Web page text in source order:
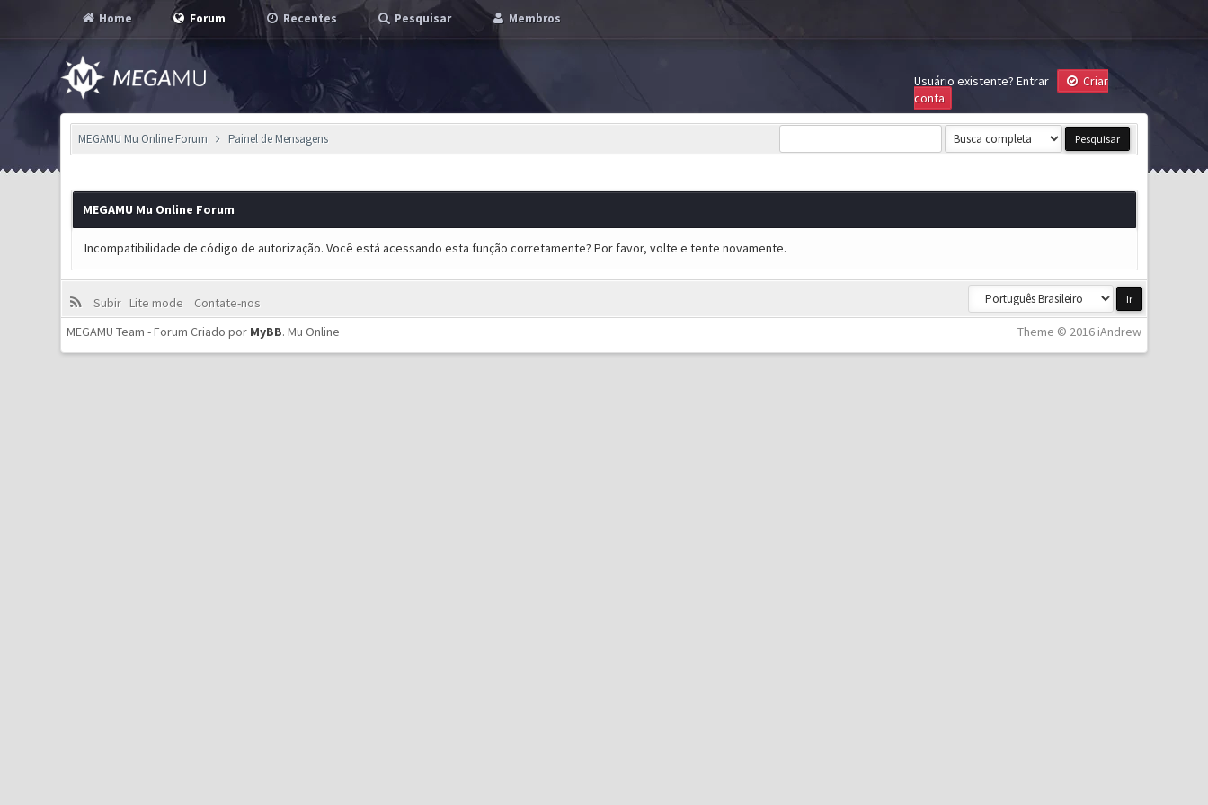
Home Forum Recentes Pesquisar Membros
Usuário existente? Entrar
Criar
conta
MEGAMU Mu Online Forum Painel de Mensagens
MEGAMU Mu Online Forum
Incompatibilidade de código de autorização. Você está acessando esta função corretamente? Por favor, volte e tente novamente.
Subir Lite mode
Contate-nos
Theme © 2016 iAndrew
MEGAMU Team - Forum Criado por MyBB.Mu Online